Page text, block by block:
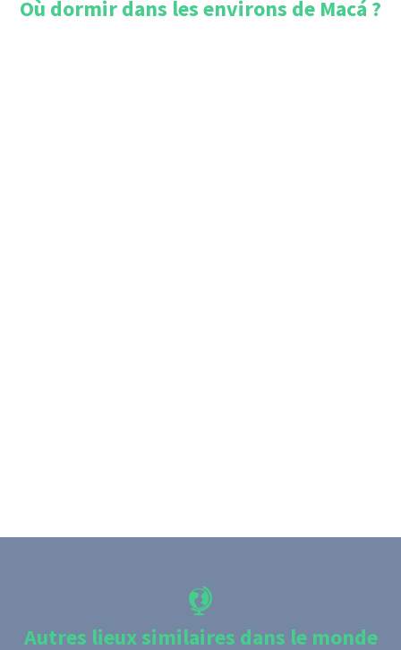
Où dormir dans les environs de Macá ?
Autres lieux similaires dans le monde